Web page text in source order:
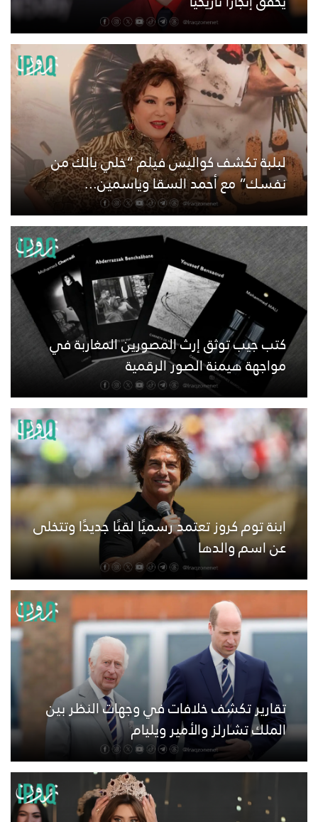
لبلبة تكشف كواليس فيلم “خلي بالك من
نفسك” مع أحمد السقا وياسمين...
كتب جيب توثق إرث المصورين المغاربة في
مواجهة هيمنة الصور الرقمية
ابنة توم كروز تعتمد رسميًا لقبًا جديدًا وتتخلى
عن اسم والدها
تقارير تكشف خلافات في وجهات النظر بين
الملك تشارلز والأمير ويليام